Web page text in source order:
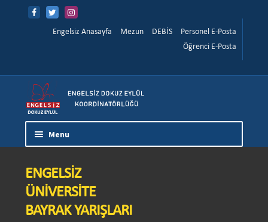
İçeriğe
Navigasyona
Engelsiz Anasayfa Mezun DEBİS
Personel E-Posta
Öğrenci E-Posta
Menu
Hakkımızda
Yönetim
ENGELSIZ
ÜNIVERSITE
BAYRAK YARIŞLARI